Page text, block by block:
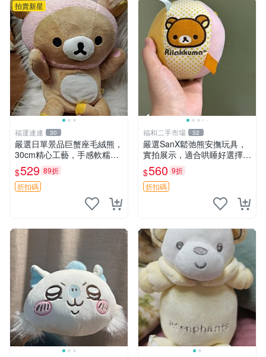
拍賣新星
福運連連 30
嚴選日單景品巨蟹座毛絨熊，
30cm精心工藝，手感軟糯推
薦收藏送人 巨蟹座 毛絨玩具
精緻做工
$529 89折
折扣碼
福和二手市場 32
嚴選SanX鬆弛熊安撫玩具，
實拍展示，適合哄睡好選擇
電腦玩具 安撫用品
$560 9折
折扣碼